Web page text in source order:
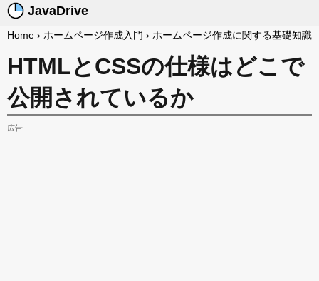
JavaDrive
Home › ホームページ作成入門 › ホームページ作成に関する基礎知識
HTMLとCSSの仕様はどこで
公開されているか
広告